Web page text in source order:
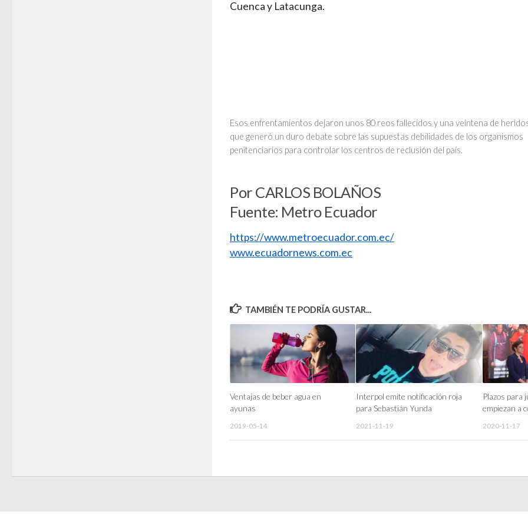
Cuenca y Latacunga.
Esos enfrentamientos dejaron unos 80 reos fallecidos y una veintena de
que generó un duro debate sobre las supuestas debilidades de los organismos
penitenciarios para controlar los centros de reclusión del país.
Por CARLOS BOLAÑOS
Fuente: Metro Ecuador
https://www.metroecuador.com.ec/
www.ecuadornews.com.ec
TAMBIÉN TE PODRÍA GUSTAR...
Ventajas de beber agua en
ayunas
2019-05-14
Interpol emite notificación roja
para Sebastián Yunda
2021-11-19
Plazos para
empiezan a
2020-11-17